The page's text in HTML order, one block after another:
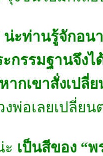
น่ะท่านรู้จักอนา
กรรมฐานจึง
ากเขาสั่งเปลี่
พ่อเลยเปลี่ยน
เป็นสีของ “